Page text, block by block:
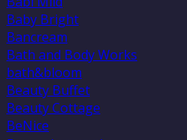
Baby Bright
Bancream
Bath and Body Works
bath&bloom
Beauty Buffet
Beauty Cottage
BeNice